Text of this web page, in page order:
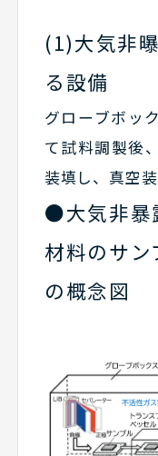
(1)大気非
る設備
グローブボッ
て試料調製後
装填し、真空
●大気非暴
材料のサ
の概念図